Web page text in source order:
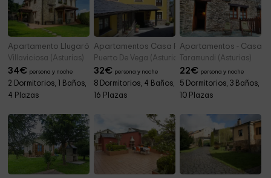
Apartamento Llugarón II
Villaviciosa (Asturias)
34€ persona y noche
2 Dormitorios, 1 Baños,
4 Plazas
Apartamentos Casa Pachona
Puerto De Vega (Asturias)
32€ persona y noche
8 Dormitorios, 4 Baños,
16 Plazas
Apartamentos - Casas
Taramundi (Asturias)
22€ persona y noche
5 Dormitorios, 3 Baños,
10 Plazas